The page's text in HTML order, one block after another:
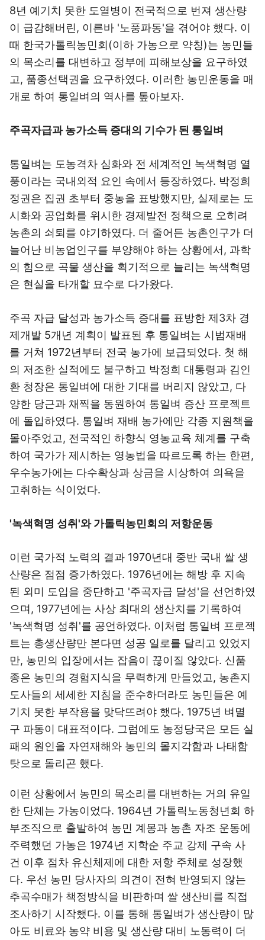
8년 예기치 못한 도열병이 전국적으로 번져 생산량
이 급감해버린, 이른바 '노풍파동'을 겪어야 했다. 이
때 한국가톨릭농민회(이하 가농으로 약칭)는 농민들
의 목소리를 대변하고 정부에 피해보상을 요구하였
고, 품종선택권을 요구하였다. 이러한 농민운동을 매
개로 하여 통일벼의 역사를 톺아보자.
주곡자급과 농가소득 증대의 기수가 된 통일벼
통일벼는 도농격차 심화와 전 세계적인 녹색혁명 열
풍이라는 국내외적 요인 속에서 등장하였다. 박정희
정권은 집권 초부터 중농을 표방했지만, 실제로는 도
시화와 공업화를 위시한 경제발전 정책으로 오히려
농촌의 쇠퇴를 야기하였다. 더 줄어든 농촌인구가 더
늘어난 비농업인구를 부양해야 하는 상황에서, 과학
의 힘으로 곡물 생산을 획기적으로 늘리는 녹색혁명
은 현실을 타개할 묘수로 다가왔다.
주곡 자급 달성과 농가소득 증대를 표방한 제3차 경
제개발 5개년 계획이 발표된 후 통일벼는 시범재배
를 거쳐 1972년부터 전국 농가에 보급되었다. 첫 해
의 저조한 실적에도 불구하고 박정희 대통령과 김인
환 청장은 통일벼에 대한 기대를 버리지 않았고, 다
양한 당근과 채찍을 동원하여 통일벼 증산 프로젝트
에 돌입하였다. 통일벼 재배 농가에만 각종 지원책을
몰아주었고, 전국적인 하향식 영농교육 체계를 구축
하여 국가가 제시하는 영농법을 따르도록 하는 한편,
우수농가에는 다수확상과 상금을 시상하여 의욕을
고취하는 식이었다.
'녹색혁명 성취'와 가톨릭농민회의 저항운동
이런 국가적 노력의 결과 1970년대 중반 국내 쌀 생
산량은 점점 증가하였다. 1976년에는 해방 후 지속
된 외미 도입을 중단하고 '주곡자급 달성'을 선언하였
으며, 1977년에는 사상 최대의 생산치를 기록하여
'녹색혁명 성취'를 공언하였다. 이처럼 통일벼 프로젝
트는 총생산량만 본다면 성공 일로를 달리고 있었지
만, 농민의 입장에서는 잡음이 끊이질 않았다. 신품
종은 농민의 경험지식을 무력하게 만들었고, 농촌지
도사들의 세세한 지침을 준수하더라도 농민들은 예
기치 못한 부작용을 맞닥뜨려야 했다. 1975년 벼멸
구 파동이 대표적이다. 그럼에도 농정당국은 모든 실
패의 원인을 자연재해와 농민의 몰지각함과 나태함
탓으로 돌리곤 했다.
이런 상황에서 농민의 목소리를 대변하는 거의 유일
한 단체는 가농이었다. 1964년 가톨릭노동청년회 하
부조직으로 출발하여 농민 계몽과 농촌 자조 운동에
주력했던 가농은 1974년 지학순 주교 강제 구속 사
건 이후 점차 유신체제에 대한 저항 주체로 성장했
다. 우선 농민 당사자의 의견이 전혀 반영되지 않는
추곡수매가 책정방식을 비판하며 쌀 생산비를 직접
조사하기 시작했다. 이를 통해 통일벼가 생산량이 많
아도 비료와 농약 비용 및 생산량 대비 노동력이 더